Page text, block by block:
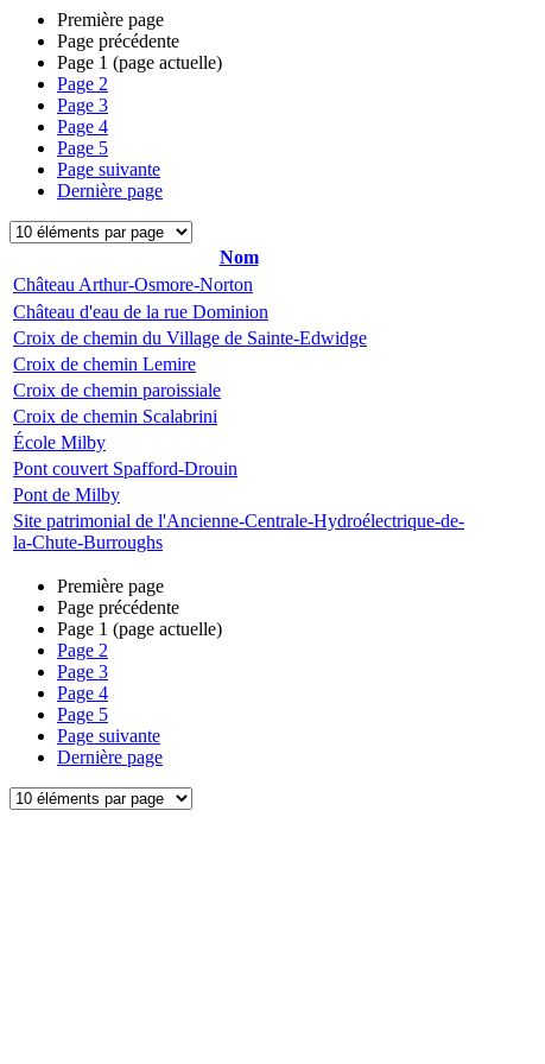
Première page
Page précédente
Page 1 (page actuelle)
Page 2
Page 3
Page 4
Page 5
Page suivante
Dernière page
Nom
Château Arthur-Osmore-Norton
Château d'eau de la rue Dominion
Croix de chemin du Village de Sainte-Edwidge
Croix de chemin Lemire
Croix de chemin paroissiale
Croix de chemin Scalabrini
École Milby
Pont couvert Spafford-Drouin
Pont de Milby
Site patrimonial de l'Ancienne-Centrale-Hydroélectrique-de-
la-Chute-Burroughs
Première page
Page précédente
Page 1 (page actuelle)
Page 2
Page 3
Page 4
Page 5
Page suivante
Dernière page